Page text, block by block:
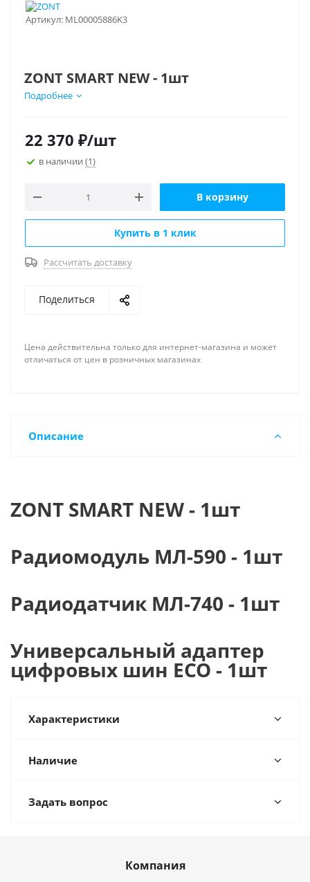
Артикул: ML00005886K3
ZONT SMART NEW - 1шт
Радиомодуль МЛ-590 - 1шт
Радиодатчик МЛ-740 - 1шт
шин ECO - 1шт
Подробнее
22 370 ₽/шт
в наличии (1)
В корзину
Купить в 1 клик
Рассчитать доставку
Поделиться
Цена действительна только для интернет-магазина и может
отличаться от цен в розничных магазинах
Описание
ZONT SMART NEW - 1шт
Радиомодуль МЛ-590 - 1шт
Радиодатчик МЛ-740 - 1шт
Универсальный адаптер
цифровых шин ECO - 1шт
Характеристики
Наличие
Задать вопрос
Компания